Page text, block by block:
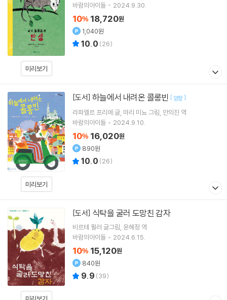
미리보기
바람의아이들
2024.9.30.
10% 18,720원
1,040원
10.0 (26)
미리보기
[도서] 하늘에서 내려온 콜롱빈 [ 양장]
라파엘르 프리에글 마리 미뇨 그림 안의진 역
바람의아이들
2024.9.10.
10% 16,020원
890원
10.0 (26)
[도서] 식탁을 굴러 도망친 감자
비르테 뮐러 글그림 윤혜정 역
바람의아이들
2024.6.15.
10% 15,120원
840원
9.9 (39)